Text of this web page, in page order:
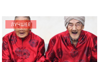
ЛУЧШЕЕ